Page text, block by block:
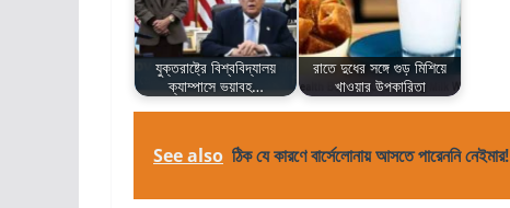
যুক্তরাষ্ট্রে বিশ্ববিদ্যালয়
ক্যাম্পাসে ভয়াবহ…
রাতে দুধের সঙ্গে গুড় মিশিয়ে
খাওয়ার উপকারিতা
See also ঠিক যে কারণে বার্সেলোনায় আসতে পারেননি নেইমার!